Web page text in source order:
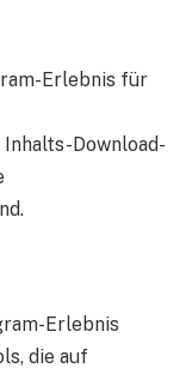
Erlebnis für
Download-
Erlebnis
die auf